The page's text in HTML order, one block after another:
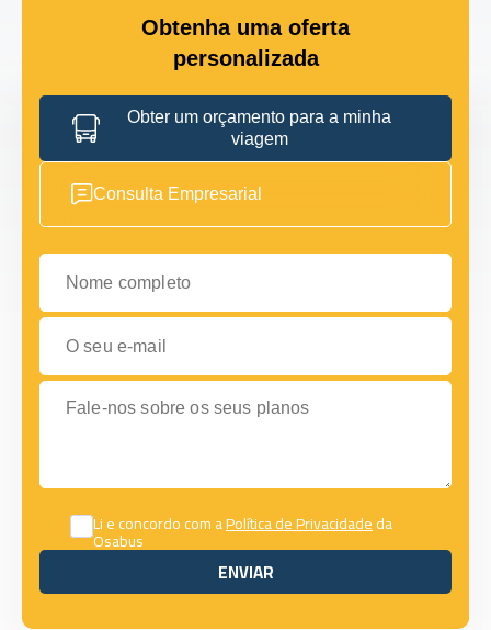
Obtenha uma oferta
personalizada
Obter um orçamento para a minha
viagem
Consulta Empresarial
Nome completo
O seu e-mail
Fale-nos sobre os seus planos
Li e concordo com aPolítica de Privacidadeda
Osabus
ENVIAR
ENVIAR